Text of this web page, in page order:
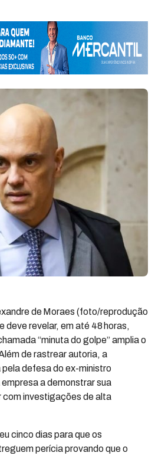
de Moraes (foto/reprodução
deve revelar, em até 48 horas,
“minuta do golpe” amplia o
de rastrear autoria, a
defesa do ex-ministro
a demonstrar sua
investigações de alta
cinco dias para que os
perícia provando que o